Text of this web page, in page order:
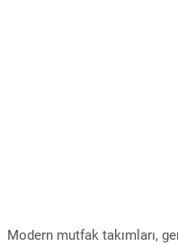
Modern mutfak takımları,